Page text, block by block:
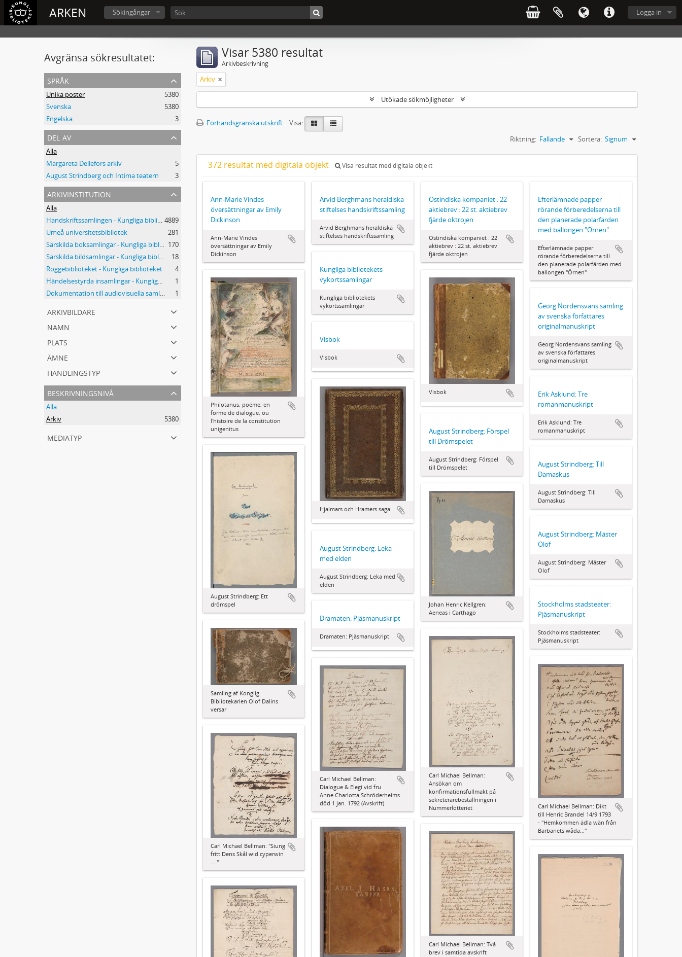
ARKEN Logga in
Sökingångar
Avgränsa sökresultatet:
språk
Unika poster
5380
Svenska
5380
Engelska
3
del av
Alla
Margareta Dellefors arkiv
5
August Strindberg och Intima teatern
3
arkivinstitution
Alla
Handskriftssamlingen - Kungliga biblioteket 4889
Umeå universitetsbibliotek
281
Särskilda boksamlingar - Kungliga biblioteket 170
Särskilda bildsamlingar - Kungliga biblioteket
18
Roggebiblioteket - Kungliga biblioteket
4
Händelsestyrda insamlingar - Kungliga biblioteket
1
Dokumentation till audiovisuella samlingar - Kungliga biblioteket
1
arkivbildare
namn
plats
ämne
handlingstyp
beskrivningsnivå
Alla
Arkiv
5380
mediatyp
Visar 5380 resultat
Arkivbeskrivning
Arkiv
Utökade sökmöjligheter
Förhandsgranska utskrift
Visa:
Sortera: Signum
Riktning: Fallande
372 resultat med digitala objekt Visa resultat med digitala objekt
Ann-Marie Vindes
översättningar av Emily
Dickinson
Ann-Marie Vindes
översättningar av Emily
Dickinson
Arvid Berghmans heraldiska
stiftelses handskriftssamling
Arvid Berghmans heraldiska
stiftelses handskriftssamling
Ostindiska kompaniet : 22
aktiebrev : 22 st. aktiebrev
fjärde oktrojen
Ostindiska kompaniet : 22
aktiebrev : 22 st. aktiebrev
fjärde oktrojen
Efterlämnade papper
rörande förberedelserna till
den planerade polarfärden
med ballongen "Örnen"
Efterlämnade papper
rörande förberedelserna till
den planerade polarfärden med
ballongen "Örnen"
Kungliga bibliotekets
vykortssamlingar
Kungliga bibliotekets
vykortssamlingar
Philotanus, poëme, en
forme de dialogue, ou
l'histoire de la constitution
unigenitus
Visbok
Georg Nordensvans samling
av svenska författares
originalmanuskript
Georg Nordensvans samling
av svenska författares
originalmanuskript
Visbok
Visbok
Erik Asklund: Tre
romanmanuskript
Erik Asklund: Tre
romanmanuskript
Hjalmars och Hramers saga
August Strindberg: Förspel
till Drömspelet
August Strindberg: Förspel
till Drömspelet
August Strindberg: Ett
drömspel
August Strindberg: Till
Damaskus
August Strindberg: Till
Damaskus
Johan Henric Kellgren:
Aeneas i Carthago
August Strindberg: Mäster
Olof
August Strindberg: Mäster
Olof
August Strindberg: Leka
med elden
August Strindberg: Leka med
elden
Stockholms stadsteater:
Pjäsmanuskript
Stockholms stadsteater:
Pjäsmanuskript
Dramaten: Pjäsmanuskript
Dramaten: Pjäsmanuskript
Samling af Konglig
Bibliotekarien Olof Dalins
versar
Carl Michael Bellman:
Ansökan om
konfirmationsfullmakt på
sekreterarebeställningen i
Nummerlotteriet
Carl Michael Bellman: Dikt
till Henric Brandel 14/9 1793
- "Hemkommen ädla wän från
Barbariets wåda..."
Carl Michael Bellman:
Dialogue & Elegi vid fru
Anne Charlotta Schröderheims
död 1 jan. 1792 (Avskrift)
Carl Michael Bellman: "Siung
fritt Dens Skål wid cyperwin
... "
Carl Michael Bellman: Två
brev i samtida avskrift